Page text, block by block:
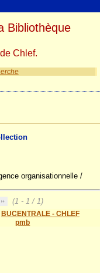
organisationnelle/
(1 - 1 / 1)
BUCENTRALE - CHLEF
pmb
Bibliothèque
Chlef.